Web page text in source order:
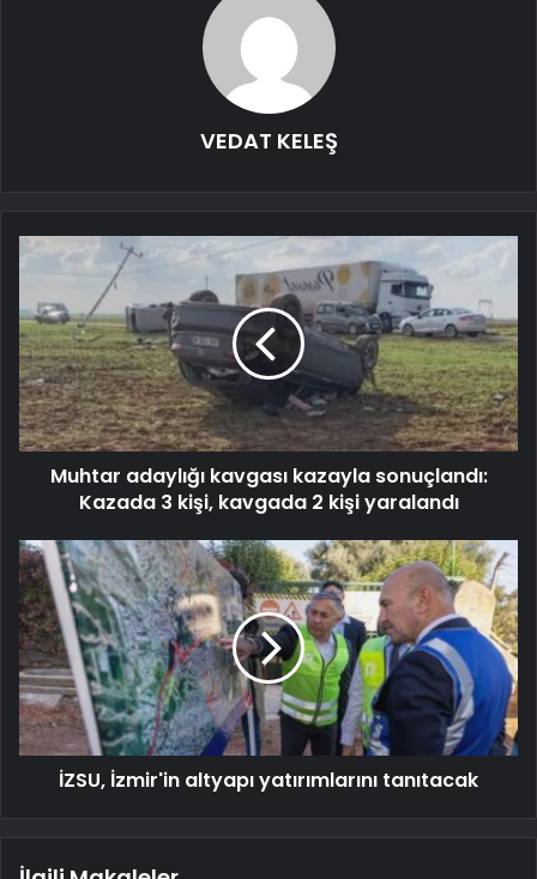
VEDAT KELEŞ
Muhtar adaylığı kavgası kazayla sonuçlandı:
Kazada 3 kişi, kavgada 2 kişi yaralandı
İZSU, İzmir'in altyapı yatırımlarını tanıtacak